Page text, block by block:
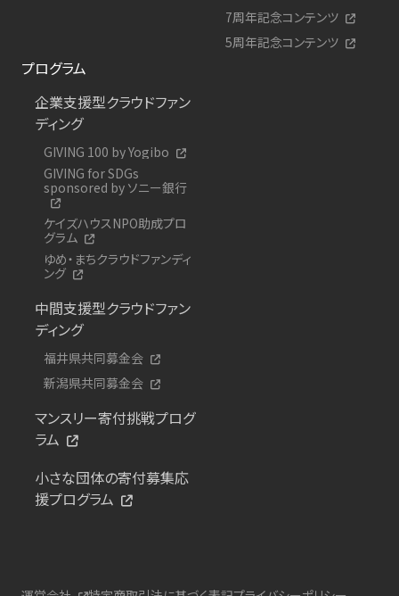
7周年記念コンテンツ
5周年記念コンテンツ
プログラム
企業支援型クラウドファン
ディング
GIVING 100 by Yogibo
GIVING for SDGs
sponsored by ソニー銀行
ケイズハウスNPO助成プロ
グラム
ゆめ・まちクラウドファンディ
ング
中間支援型クラウドファン
ディング
福井県共同募金会
新潟県共同募金会
マンスリー寄付挑戦プログ
ラム
小さな団体の寄付募集応
援プログラム